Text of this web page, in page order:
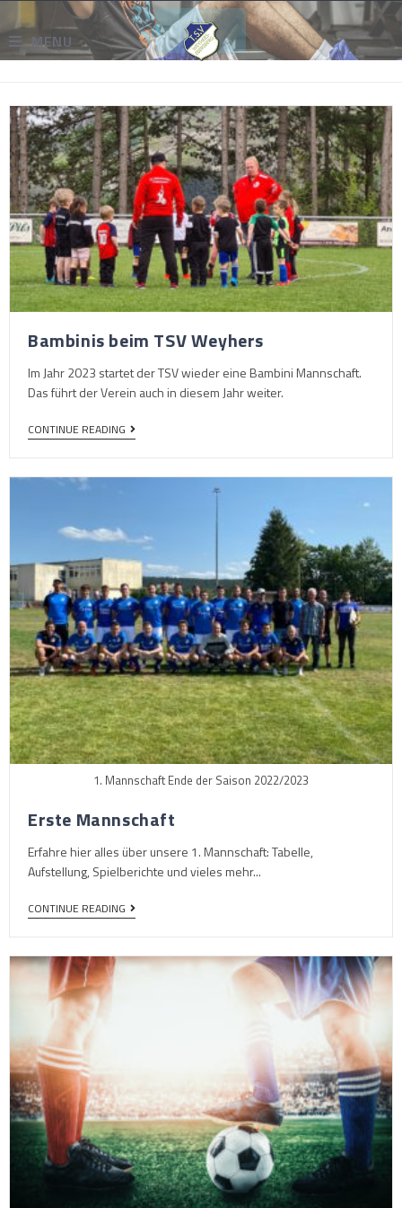
MENU
Bambinis beim TSV Weyhers
Im Jahr 2023 startet der TSV wieder eine Bambini Mannschaft.
Das führt der Verein auch in diesem Jahr weiter.
CONTINUE READING
1. Mannschaft Ende der Saison 2022/2023
Erste Mannschaft
Erfahre hier alles über unsere 1. Mannschaft: Tabelle,
Aufstellung, Spielberichte und vieles mehr...
CONTINUE READING